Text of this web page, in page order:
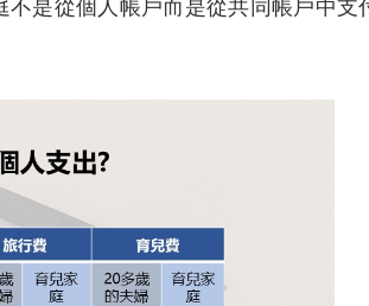
是從個人帳戶而是從共同帳戶中支